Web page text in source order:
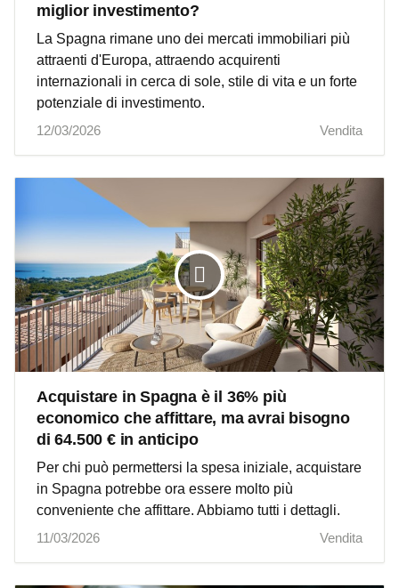
miglior investimento?
La Spagna rimane uno dei mercati immobiliari più
attraenti d'Europa, attraendo acquirenti
internazionali in cerca di sole, stile di vita e un forte
potenziale di investimento.
12/03/2026
Vendita
Acquistare in Spagna è il 36% più
economico che affittare, ma avrai bisogno
di 64.500 € in anticipo
Per chi può permettersi la spesa iniziale, acquistare
in Spagna potrebbe ora essere molto più
conveniente che affittare. Abbiamo tutti i dettagli.
11/03/2026
Vendita